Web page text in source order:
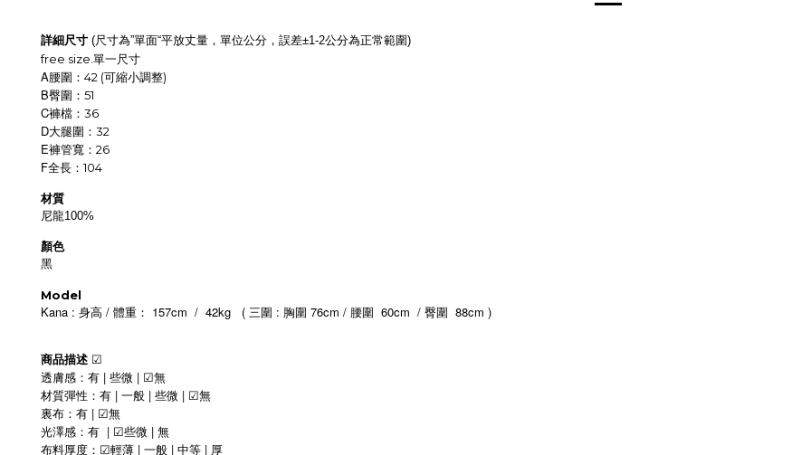
詳細尺寸 (尺寸為”單面“平放丈量，單位公分，誤差±1-2公分為正常範圍)
free size. 單一尺寸
A腰圍：42 (可縮小調整)
B臀圍：51
C褲檔：36
D大腿圍：32
E褲管寬：26
F全長：104
材質
尼龍100%
顏色
黑
Model
Kana : 身高 / 體重： 157cm / 42kg ( 三圍 : 胸圍 76cm / 腰圍 60cm / 臀圍 88cm )
商品描述 ☑
透膚感：有 | 些微 | ☑無
材質彈性：有 | 一般 | 些微 | ☑無
裏布：有 | ☑無
光澤感：有 | ☑些微 | 無
布料厚度： ☑輕薄 | 一般 | 中等 | 厚